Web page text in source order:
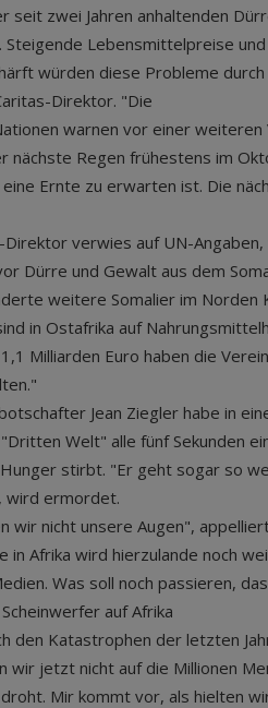
seit zwei Jahren anhaltenden
Steigende Lebensmittelpreise
würden diese Probleme
Direktor. "Die
warnen vor einer weiteren
nächste Regen frühestens im
eine Ernte zu erwarten ist. Die
verwies auf UN-Angaben,
Dürre und Gewalt aus dem
weitere Somalier im Norden
in Ostafrika auf
Milliarden Euro haben die
Jean Ziegler habe in
Welt" alle fünf Sekunden
stirbt. "Er geht sogar so
wird ermordet.
wir nicht unsere Augen",
in Afrika wird hierzulande noch
Was soll noch passieren,
auf Afrika
den Katastrophen der letzten
wir jetzt nicht auf die Millionen
Mir kommt vor, als hielten